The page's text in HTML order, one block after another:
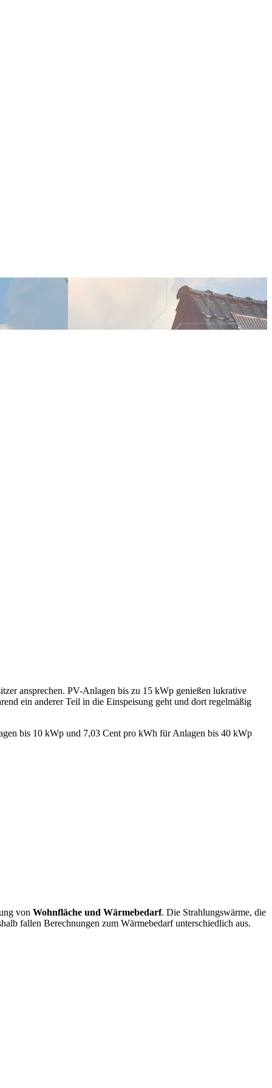
ansprechen. PV-Anlagen bis zu 15 kWp genießen lukrative
ein anderer Teil in die Einspeisung geht und dort regelmäßig
bis 10 kWp und 7,03 Cent pro kWh für Anlagen bis 40 kWp
von Wohnfläche und Wärmebedarf. Die Strahlungswärme, die
fallen Berechnungen zum Wärmebedarf unterschiedlich aus.